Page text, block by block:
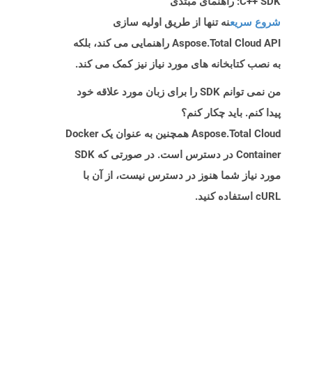
شروع سریعنه تنها از طریق اولیه سازی
Aspose.Total Cloud API راهنمایی می کند، بلکه
به نصب کتابخانه های مورد نیاز نیز کمک می کند.
من نمی توانم SDK را برای زبان مورد علاقه خود
پیدا کنم. باید چکار کنم؟
Aspose.Total Cloud همچنین به عنوان یک Docker
Container در دسترس است. در صورتی که SDK
مورد نیاز شما هنوز در دسترس نیست، از آن با
cURL استفاده کنید.